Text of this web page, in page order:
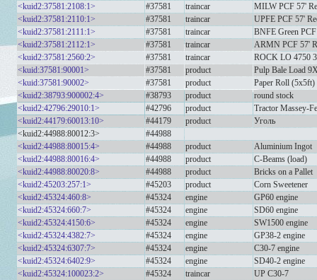
<kuid2:37581:2108:1>
#37581 traincar
MILW PCF 57'
<kuid2:37581:2110:1>
#37581 traincar
UPFE PCF 57'
<kuid2:37581:2111:1>
#37581 traincar
BNFE Green
<kuid2:37581:2112:1>
#37581 traincar
ARMN PCF 57'
<kuid2:37581:2560:2>
#37581 traincar
ROCK LO 4750
<kuid:37581:90001>
#37581 product
Pulp Bale Load
<kuid:37581:90002>
#37581 product
Paper Roll (5x5ft)
<kuid2:38793:900002:4>
#38793 product
round stock
<kuid2:42796:29010:1>
#42796 product
Tractor Massey-
<kuid2:44179:60013:10>
#44179 product
Уголь
<kuid2:44988:80012:3>
#44988
<kuid2:44988:80015:4>
#44988 product
Aluminium Ingot
<kuid2:44988:80016:4>
#44988 product
C-Beams (load)
<kuid2:44988:80020:8>
#44988 product
Bricks on a Pallet
<kuid2:45203:257:1>
#45203 product
Corn Sweetener
<kuid2:45324:460:8>
#45324 engine
GP60 engine
<kuid2:45324:660:7>
#45324 engine
SD60 engine
<kuid2:45324:4150:6>
#45324 engine
SW1500 engine
<kuid2:45324:4382:7>
#45324 engine
GP38-2 engine
<kuid2:45324:6307:7>
#45324 engine
C30-7 engine
<kuid2:45324:6402:9>
#45324 engine
SD40-2 engine
<kuid2:45324:100023:2>
#45324 traincar
UP C30-7